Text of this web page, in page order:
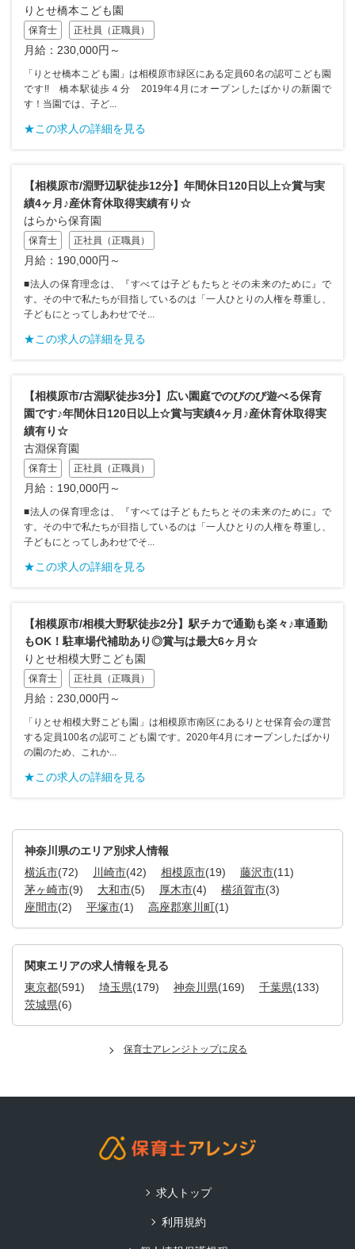
りとせ橋本こども園
保育士 正社員（正職員）
月給：230,000円～
「りとせ橋本こども園」は相模原市緑区にある定員60名の認可こども園
です!! 橋本駅徒歩４分 2019年4月にオープンしたばかりの新園で
す！当園では、子ど...
★この求人の詳細を見る
【相模原市/淵野辺駅徒歩12分】年間休日120日以上☆賞与実
績4ヶ月♪産休育休取得実績有り☆
はらから保育園
保育士 正社員（正職員）
月給：190,000円～
■法人の保育理念は、『すべては子どもたちとその未来のために』で
す。その中で私たちが目指しているのは「一人ひとりの人権を尊重し、
子どもにとってしあわせでそ...
★この求人の詳細を見る
【相模原市/古淵駅徒歩3分】広い園庭でのびのび遊べる保育
園です♪年間休日120日以上☆賞与実績4ヶ月♪産休育休取得実
績有り☆
古淵保育園
保育士 正社員（正職員）
月給：190,000円～
■法人の保育理念は、『すべては子どもたちとその未来のために』で
す。その中で私たちが目指しているのは「一人ひとりの人権を尊重し、
子どもにとってしあわせでそ...
★この求人の詳細を見る
【相模原市/相模大野駅徒歩2分】駅チカで通勤も楽々♪車通勤
もOK！駐車場代補助あり◎賞与は最大6ヶ月☆
りとせ相模大野こども園
保育士 正社員（正職員）
月給：230,000円～
「りとせ相模大野こども園」は相模原市南区にあるりとせ保育会の運営
する定員100名の認可こども園です。2020年4月にオープンしたばかり
の園のため、これか...
★この求人の詳細を見る
神奈川県のエリア別求人情報
横浜市(72) 川崎市(42) 相模原市(19) 藤沢市(11)
茅ヶ崎市(9) 大和市(5) 厚木市(4) 横須賀市(3)
座間市(2) 平塚市(1) 高座郡寒川町(1)
関東エリアの求人情報を見る
東京都(591) 埼玉県(179) 神奈川県(169) 千葉県(133)
茨城県(6)
保育士アレンジトップに戻る
求人トップ
利用規約